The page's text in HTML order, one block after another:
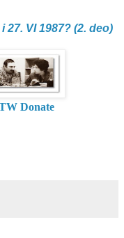
VI 1987? (2. deo)
Donate